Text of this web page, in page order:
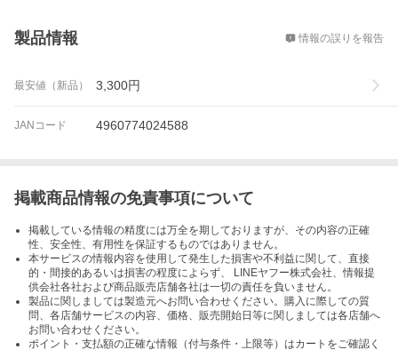
製品情報 情報の誤りを報告
最安値（新品） 3,300円
JANコード 4960774024588
掲載商品情報の免責事項について
掲載している情報の精度には万全を期しておりますが、その内容の正確
性、安全性、有用性を保証するものではありません。
本サービスの情報内容を使用して発生した損害や不利益に関して、直接
的・間接的あるいは損害の程度によらず、 LINEヤフー株式会社、情報提
供会社各社および商品販売店舗各社は一切の責任を負いません。
製品に関しましては製造元へお問い合わせください。購入に際しての質
問、各店舗サービスの内容、価格、販売開始日等に関しましては各店舗へ
お問い合わせください。
ポイント・支払額の正確な情報（付与条件・上限等）はカートをご確認く